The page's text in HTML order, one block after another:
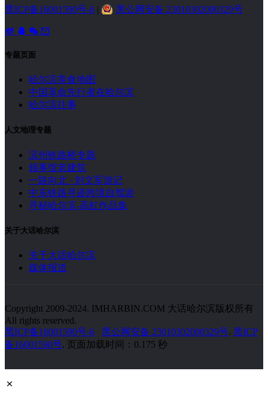
黑ICP备16001590号-6 | 黑公网安备 23010302000329号
专题页面
哈尔滨美食地图
中国革命先行者在哈尔滨
哈尔滨往事
人文地理专题
滨州铁路桥专题
领事馆老建筑
一路向北 · 刘文军游记
中东铁路寻迹跨境自驾游
寻秘哈尔滨-高虹作品集
关于大话哈尔滨
关于大话哈尔滨
媒体报道
Copyright 2009-2024. IMHARBIN.COM 大话哈尔滨版权所有
All rights reserved.
黑ICP备16001590号-6
黑公网安备 23010302000329号. 黑ICP
备16001590号. 页面加载时间：0.175 秒